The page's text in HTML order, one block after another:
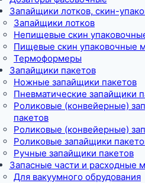
Запайщики лотков, скин-
Запайщики лотков
Непищевые скин
Пищевые скин упаковочные
Термоформеры
Запайщики пакетов
Ножные запайщики пакетов
Пневматические запайщики
Роликовые (конвейерные)
пакетов
Роликовые (конвейерные)
Роликовые запайщики
Ручные запайщики пакетов
Запасные части и расходные
Для вакуумного обрудования